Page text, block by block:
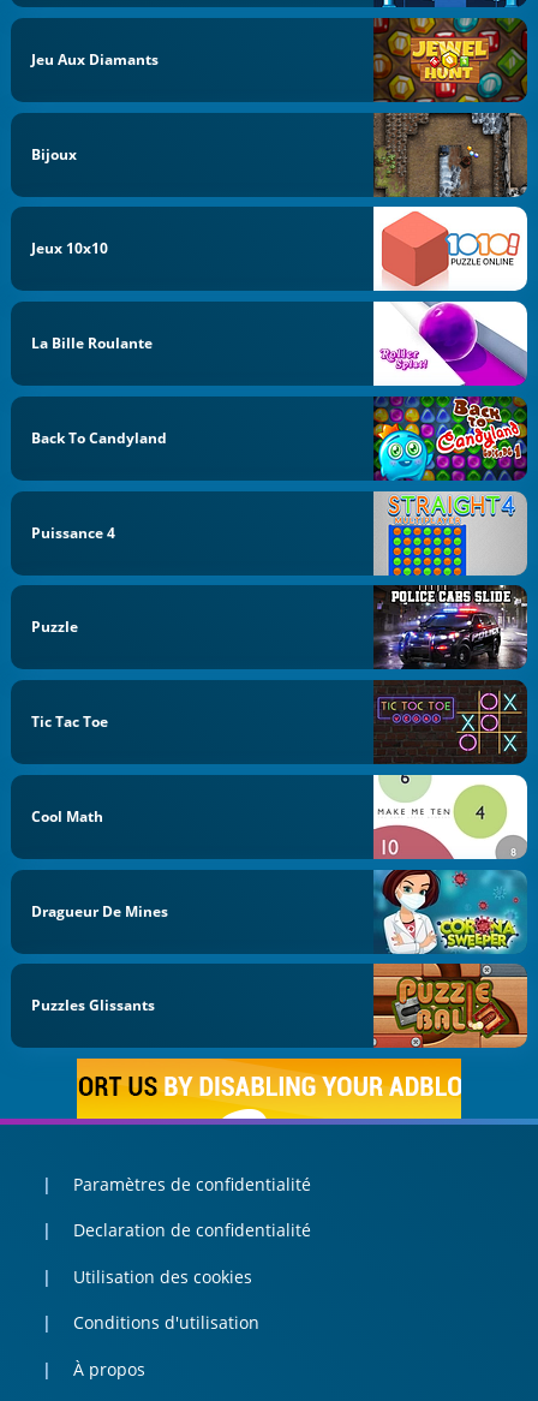
Jeu Aux Diamants
Bijoux
Jeux 10x10
La Bille Roulante
Back To Candyland
Puissance 4
Puzzle
Tic Tac Toe
Cool Math
Dragueur De Mines
Puzzles Glissants
Paramètres de confidentialité
Declaration de confidentialité
Utilisation des cookies
Conditions d'utilisation
À propos